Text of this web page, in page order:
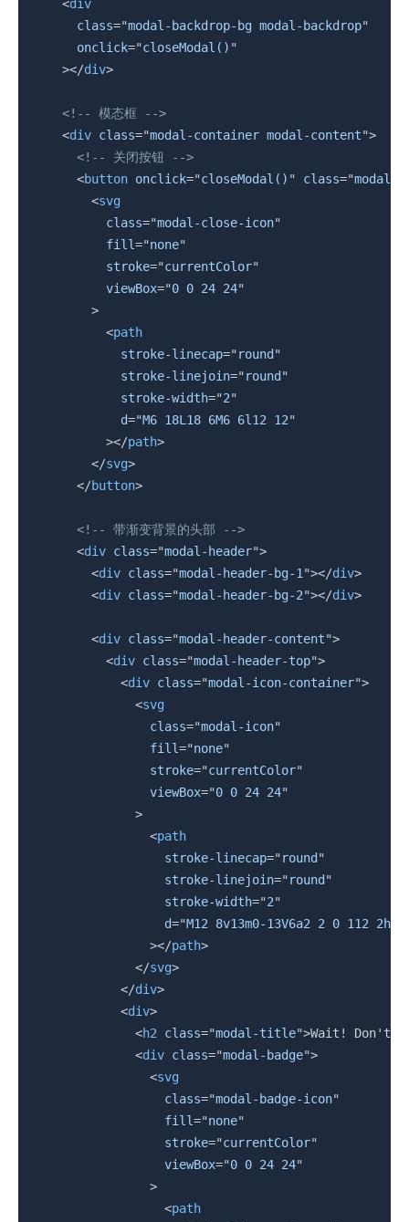
<div
class="modal-backdrop-bg modal-backdrop"
onclick="closeModal() "
></div>
<!-- 模态框 -->
<div class="modal-container modal-content">
<!-- 关闭按钮 -->
<button onclick="closeModal() " class="modal-
<svg
class="modal-close-icon"
fill="none"
stroke="currentColor"
viewBox="0 0 24 24"
>
<path
stroke-linecap=" round "
stroke-linejoin=" round "
stroke-width="2"
d="M6 18L18 6M6 6l12 12"
></path>
</svg>
</button>
<!-- 带渐变背景的头部 -->
<div class="modal-header">
<div class="modal-header-bg-1"></div>
<div class="modal-header-bg-2"></div>
<div class="modal-header-content">
<div class="modal-header-top">
<div class="modal-icon-container">
<svg
class="modal-icon"
fill="none"
stroke="currentColor"
viewBox="0 0 24 24"
>
<path
stroke-linecap=" round "
stroke-linejoin=" round "
stroke-width="2"
d="M12 8v13m0-13V6a2 2 0 112
></path>
</svg>
</div>
<div>
<h2 class="modal-title">Wait! Don't
<div class="modal-badge">
<svg
class="modal-badge-icon"
fill="none"
stroke="currentColor"
viewBox="0 0 24 24"
>
<path